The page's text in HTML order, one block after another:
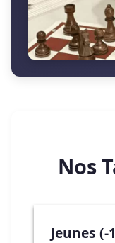
Nos
Jeunes (-